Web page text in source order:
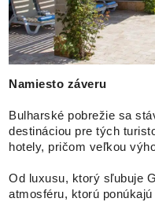
Namiesto záveru
Bulharské pobrežie sa
destináciou pre tých
hotely, pričom veľkou
Od luxusu, ktorý sľubuje
atmosféru, ktorú